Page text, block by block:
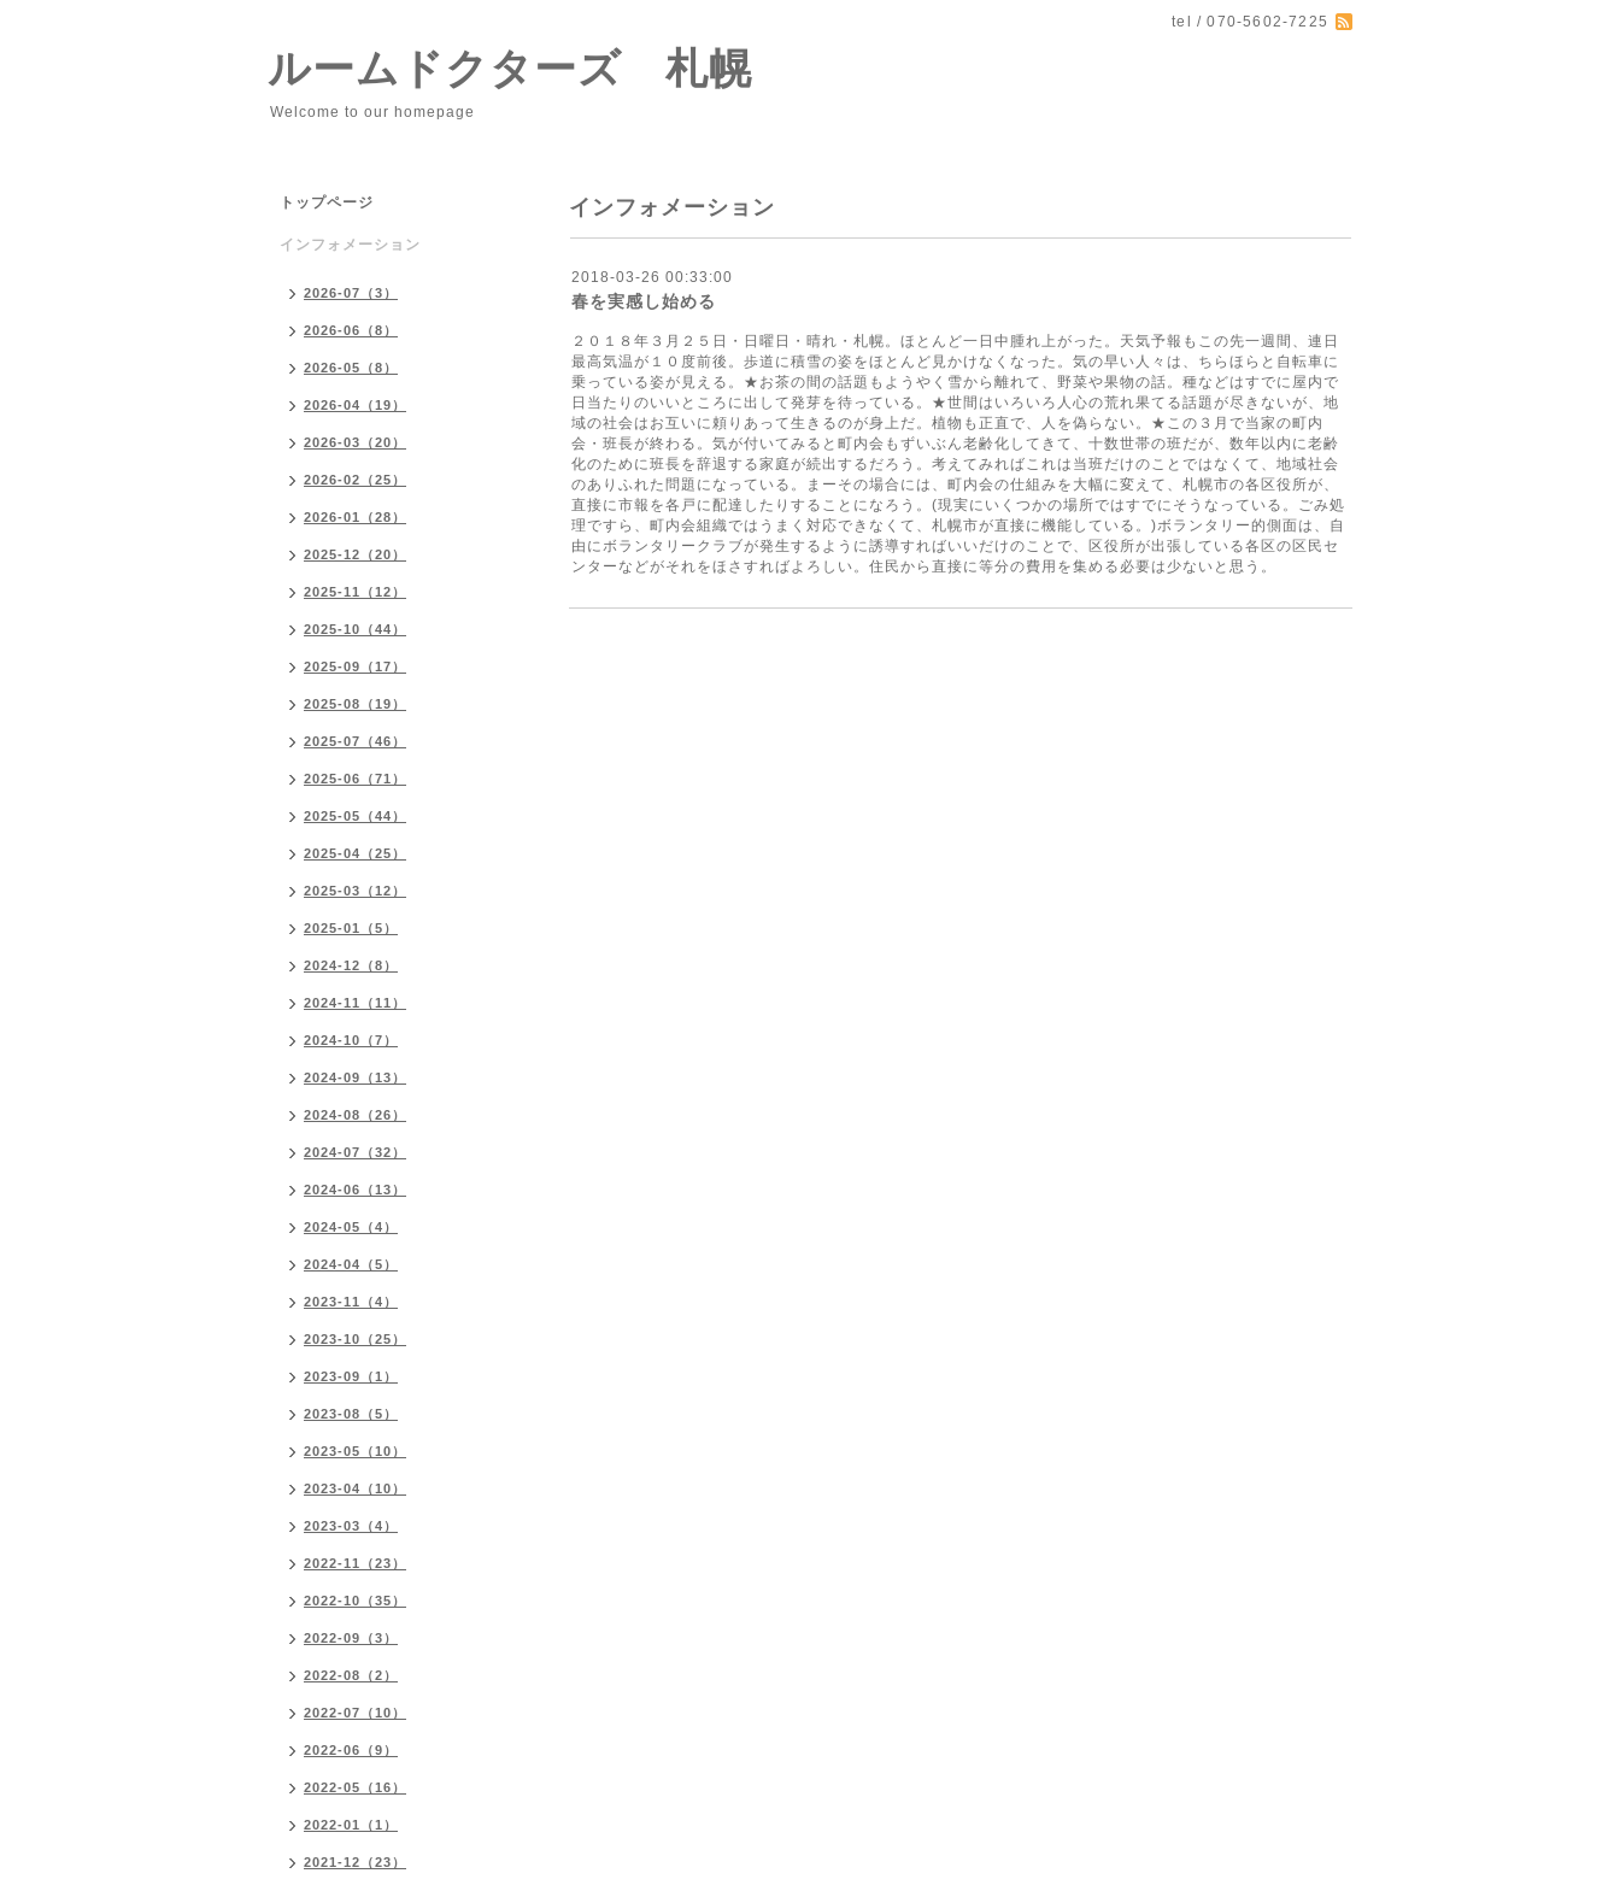
tel / 070-5602-7225
ルームドクターズ 札幌
Welcome to our homepage
インフォメーション
2018-03-26 00:33:00
春を実感し始める
２０１８年３月２５日・日曜日・晴れ・札幌。ほとんど一日中腫れ上がった。天気予報もこの先一週間、連日
最高気温が１０度前後。歩道に積雪の姿をほとんど見かけなくなった。気の早い人々は、ちらほらと自転車に
乗っている姿が見える。★お茶の間の話題もようやく雪から離れて、野菜や果物の話。種などはすでに屋内で
日当たりのいいところに出して発芽を待っている。★世間はいろいろ人心の荒れ果てる話題が尽きないが、地
域の社会はお互いに頼りあって生きるのが身上だ。植物も正直で、人を偽らない。★この３月で当家の町内
会・班長が終わる。気が付いてみると町内会もずいぶん老齢化してきて、十数世帯の班だが、数年以内に老齢
化のために班長を辞退する家庭が続出するだろう。考えてみればこれは当班だけのことではなくて、地域社会
のありふれた問題になっている。まーその場合には、町内会の仕組みを大幅に変えて、札幌市の各区役所が、
直接に市報を各戸に配達したりすることになろう。(現実にいくつかの場所ではすでにそうなっている。ごみ処
理ですら、町内会組織ではうまく対応できなくて、札幌市が直接に機能している。)ボランタリー的側面は、自
由にボランタリークラブが発生するように誘導すればいいだけのことで、区役所が出張している各区の区民セ
ンターなどがそれをほさすればよろしい。住民から直接に等分の費用を集める必要は少ないと思う。
トップページ
インフォメーション
2026-07（3）
2026-06（8）
2026-05（8）
2026-04（19）
2026-03（20）
2026-02（25）
2026-01（28）
2025-12（20）
2025-11（12）
2025-10（44）
2025-09（17）
2025-08（19）
2025-07（46）
2025-06（71）
2025-05（44）
2025-04（25）
2025-03（12）
2025-01（5）
2024-12（8）
2024-11（11）
2024-10（7）
2024-09（13）
2024-08（26）
2024-07（32）
2024-06（13）
2024-05（4）
2024-04（5）
2023-11（4）
2023-10（25）
2023-09（1）
2023-08（5）
2023-05（10）
2023-04（10）
2023-03（4）
2022-11（23）
2022-10（35）
2022-09（3）
2022-08（2）
2022-07（10）
2022-06（9）
2022-05（16）
2022-01（1）
2021-12（23）